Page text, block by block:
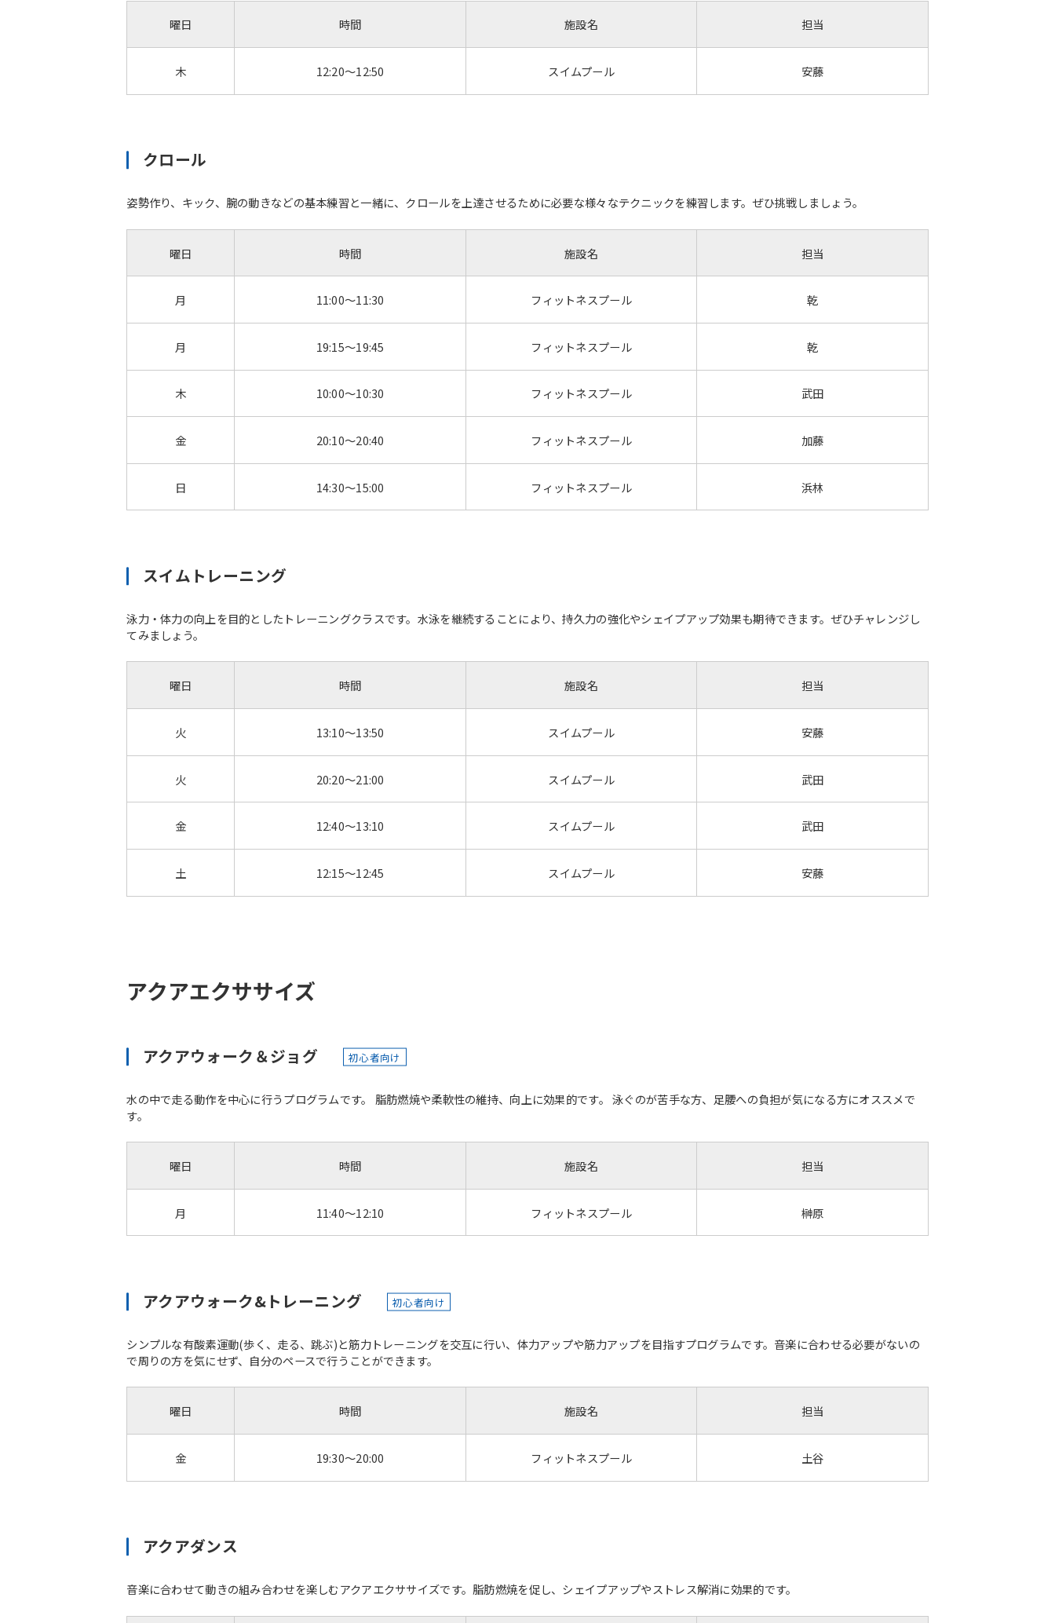
曜日
木
時間
12:20～12:50
施設名
スイムプール
担当
安藤
クロール
姿勢作り、キック、腕の動きなどの基本練習と一緒に、クロールを上達させるために必要な様々なテクニックを練習します。ぜひ挑戦しましょう。
曜日
月
時間
11:00～11:30
施設名
フィットネスプール
担当
乾
月 19:15～19:45 フィットネスプール 乾
木 10:00～10:30 フィットネスプール 武田
金 20:10～20:40 フィットネスプール 加藤
日 14:30～15:00 フィットネスプール 浜林
スイムトレーニング
泳力・体力の向上を目的としたトレーニングクラスです。水泳を継続することにより、持久力の強化やシェイプアップ効果も期待できます。ぜひチャレンジし
てみましょう。
曜日
火
時間
13:10～13:50
施設名
スイムプール
担当
安藤
火 20:20～21:00 スイムプール 武田
金 12:40～13:10 スイムプール 武田
土 12:15～12:45 スイムプール 安藤
アクアエクササイズ
アクアウォーク＆ジョグ 初心者向け
水の中で走る動作を中心に行うプログラムです。 脂肪燃焼や柔軟性の維持、向上に効果的です。 泳ぐのが苦手な方、足腰への負担が気になる方にオススメで
す。
曜日
月
時間
11:40～12:10
施設名
フィットネスプール
担当
榊原
アクアウォーク&トレーニング 初心者向け
シンプルな有酸素運動(歩く、走る、跳ぶ)と筋力トレーニングを交互に行い、体力アップや筋力アップを目指すプログラムです。音楽に合わせる必要がないの
で周りの方を気にせず、自分のペースで行うことができます。
曜日
金
時間
19:30～20:00
施設名
フィットネスプール
担当
土谷
アクアダンス
音楽に合わせて動きの組み合わせを楽しむアクアエクササイズです。脂肪燃焼を促し、シェイプアップやストレス解消に効果的です。
For foreigners
Central Sports official website is
translated mechanically, so it may
fully understand this before using
Automatic translation start